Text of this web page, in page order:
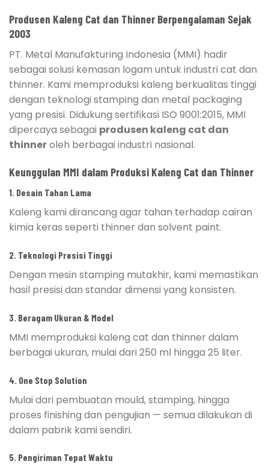
Produsen Kaleng Cat dan Thinner Berpengalaman Sejak
2003
PT. Metal Manufakturing Indonesia (MMI) hadir
sebagai solusi kemasan logam untuk industri cat dan
thinner. Kami memproduksi kaleng berkualitas tinggi
dengan teknologi stamping dan metal packaging
yang presisi. Didukung sertifikasi ISO 9001:2015, MMI
dipercaya sebagai produsen kaleng cat dan
thinneroleh berbagai industri nasional.
Keunggulan MMI dalam Produksi Kaleng Cat dan Thinner
1. Desain Tahan Lama
Kaleng kami dirancang agar tahan terhadap cairan
kimia keras seperti thinner dan solvent paint.
2. Teknologi Presisi Tinggi
Dengan mesin stamping mutakhir, kami memastikan
hasil presisi dan standar dimensi yang konsisten.
3. Beragam Ukuran & Model
MMI memproduksi kaleng cat dan thinner dalam
berbagai ukuran, mulai dari 250 ml hingga 25 liter.
4. One Stop Solution
Mulai dari pembuatan mould, stamping, hingga
proses finishing dan pengujian — semua dilakukan di
dalam pabrik kami sendiri.
5. Pengiriman Tepat Waktu